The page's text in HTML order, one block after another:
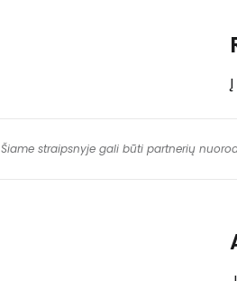
Šiame straipsnyje gali būti partnerių